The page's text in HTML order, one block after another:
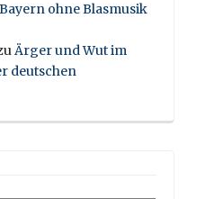
Bayern ohne Blasmusik
Ärger und Wut im
deutschen